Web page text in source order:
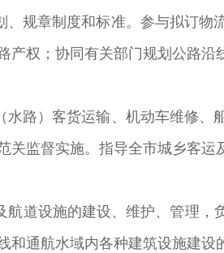
章制度和标准。参与拟订物
权；协同有关部门规划公路
）客货运输、机动车维修、
监督实施。指导全市城乡客
设施的建设、维护、管理，
通航水域内各种建筑设施建设